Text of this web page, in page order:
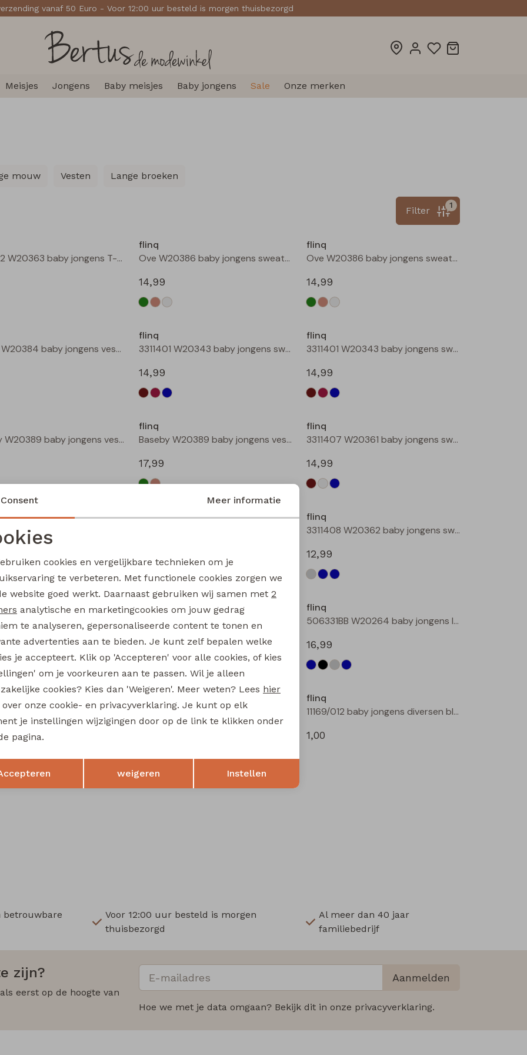
vanaf 50 Euro - Voor 12:00 uur besteld is morgen thuisbezorgd
Meisjes Jongens Baby meisjes Baby jongens Sale Onze merken
mouw Vesten Lange broeken
1
Filter
3311602 W20363 baby jongens T-shirt lm Camel
flinq
Ove W20386 baby jongens sweater Bottle
14,99
flinq
Ove W20386 baby jongens sweater Taupe
14,99
Teunis W20384 baby jongens vest Kit
flinq
3311401 W20343 baby jongens sweater Bruin donker
14,99
flinq
3311401 W20343 baby jongens sweater Wijnrood
14,99
Baseby W20389 baby jongens vest Bottle
flinq
Baseby W20389 baby jongens vest Taupe
17,99
flinq
3311407 W20361 baby jongens sweater Bruin donker
14,99
flinq
flinq
3311408 W20362 baby jongens sweater Petrol
12,99
flinq
17,99
flinq
506331BB W20264 baby jongens lange broek Denim
16,99
506331BB W20264 baby jongens lange broek Denim grey
flinq
flinq
11169/012 baby jongens diversen bleu
1,00
betrouwbare
Voor 12:00 uur besteld is morgen
thuisbezorgd
Al meer dan 40 jaar
familiebedrijf
zijn?
eerst op de hoogte van
Aanmelden
Hoe we met je data omgaan? Bekijk dit in onze privacyverklaring.
cookies
cookies Marketing cookies
Terug Opslaan
Consent Meer informatie
cookies en vergelijkbare technieken om je
te verbeteren. Met functionele cookies zorgen we
website goed werkt. Daarnaast gebruiken wij samen met 2
analytische en marketingcookies om jouw gedrag
te analyseren, gepersonaliseerde content te tonen en
advertenties aan te bieden. Je kunt zelf bepalen welke
je accepteert. Klik op 'Accepteren' voor alle cookies, of kies
om je voorkeuren aan te passen. Wil je alleen
cookies? Kies dan 'Weigeren'. Meer weten? Lees hier
over onze cookie- en privacyverklaring. Je kunt op elk
je instellingen wijzigingen door op de link te klikken onder
pagina.
weigeren Instellen